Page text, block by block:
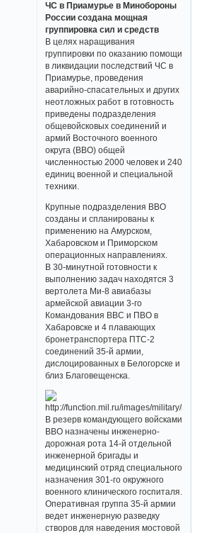
ЧС в Приамурье в Минобороны
России создана мощная
группировка сил и средств
В целях наращивания
группировки по оказанию помощи
в ликвидации последствий ЧС в
Приамурье, проведения
аварийно-спасательных и других
неотложных работ в готовность
приведены подразделения
общевойсковых соединений и
армий Восточного военного
округа (ВВО) общей
численностью 2000 человек и 240
единиц военной и специальной
техники.
Крупные подразделения ВВО
созданы и спланированы к
применению на Амурском,
Хабаровском и Приморском
операционных направлениях.
В 30-минутной готовности к
выполнению задач находятся 3
вертолета Ми-8 авиабазы
армейской авиации 3-го
Командования ВВС и ПВО в
Хабаровске и 4 плавающих
бронетранспортера ПТС-2
соединений 35-й армии,
дислоцированных в Белогорске и
близ Благовещенска.
В резерв командующего войсками
ВВО назначены инженерно-
дорожная рота 14-й отдельной
инженерной бригады и
медицинский отряд специального
назначения 301-го окружного
военного клинического госпиталя.
Оперативная группа 35-й армии
ведет инженерную разведку
створов для наведения мостовой